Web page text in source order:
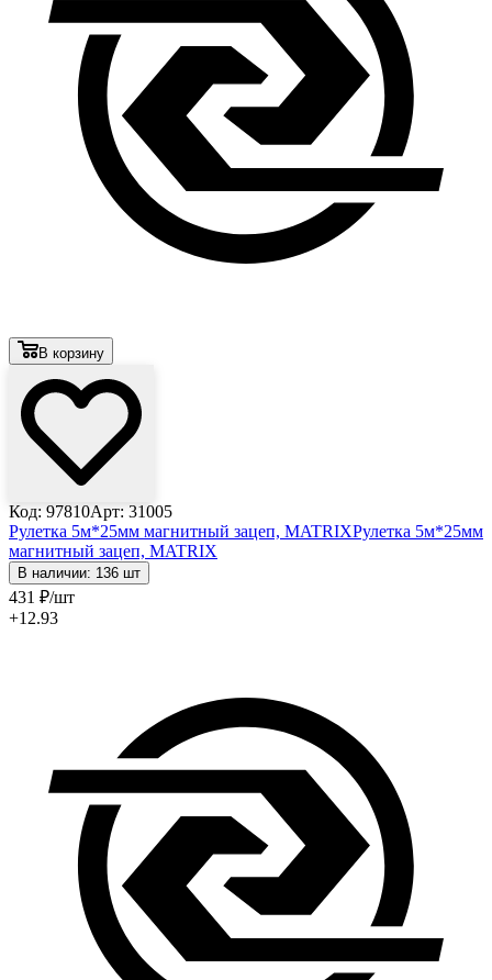
В корзину
Код: 97810Арт: 31005
Рулетка 5м*25мм магнитный зацеп, MATRIXРулетка 5м*25мм
магнитный зацеп, MATRIX
В наличии: 136 шт
431 ₽/шт
+12.93